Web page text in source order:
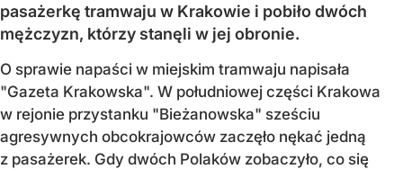
pasażerkę tramwaju w Krakowie i pobiło dwóch
mężczyzn, którzy stanęli w jej obronie.
O sprawie napaści w miejskim tramwaju napisała
"Gazeta Krakowska". W południowej części Krakowa
w rejonie przystanku "Bieżanowska" sześciu
agresywnych obcokrajowców zaczęło nękać jedną
z pasażerek. Gdy dwóch Polaków zobaczyło, co się